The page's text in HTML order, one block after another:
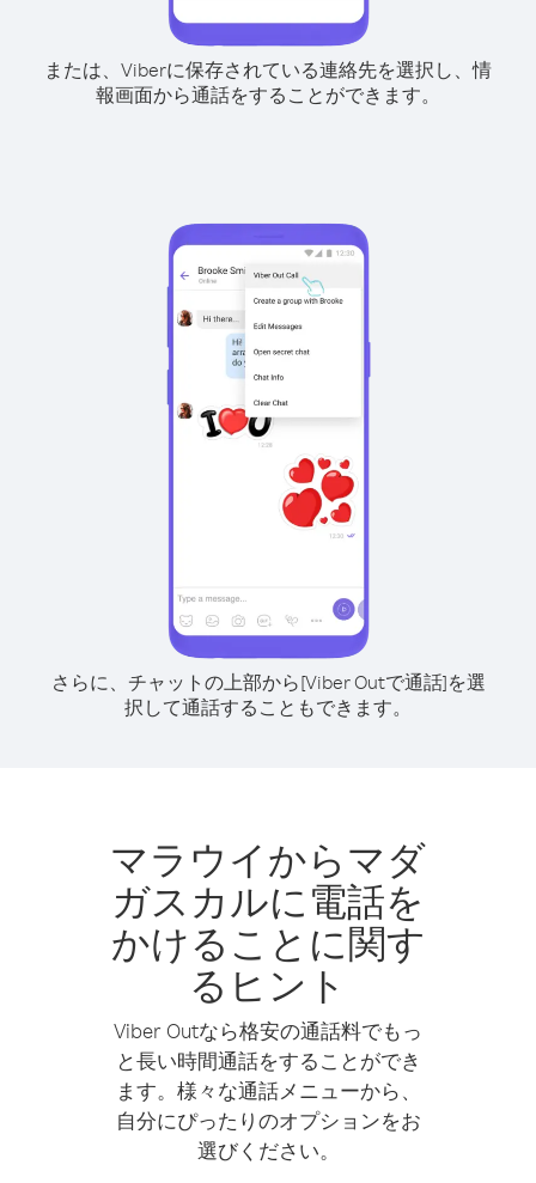
または、Viberに保存されている連絡先を選択し、情
報画面から通話をすることができます。
さらに、チャットの上部から[Viber Outで通話]を選
択して通話することもできます。
マラウイからマダ
ガスカルに電話を
かけることに関す
るヒント
Viber Outなら格安の通話料でもっ
と長い時間通話をすることができ
ます。様々な通話メニューから、
自分にぴったりのオプションをお
選びください。